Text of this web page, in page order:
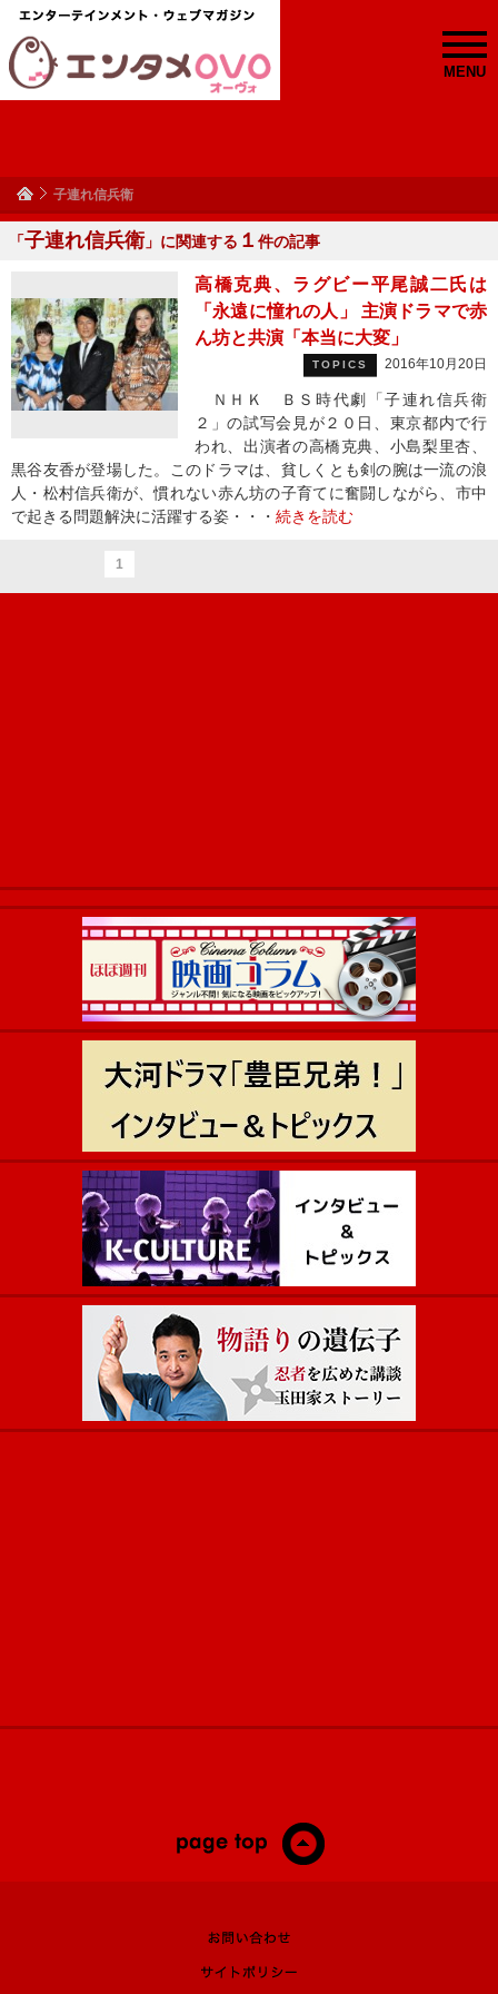
MENU
子連れ信兵衛
「子連れ信兵衛」に関連する １ 件の記事
高橋克典、ラグビー平尾誠二氏は
「永遠に憧れの人」 主演ドラマで赤
ん坊と共演「本当に大変」
TOPICS 2016年10月20日
ＮＨＫ ＢＳ時代劇「子連れ信兵衛
２」の試写会見が２０日、東京都内で行
われ、出演者の高橋克典、小島梨里杏、
黒谷友香が登場した。このドラマは、貧しくとも剣の腕は一流の浪
人・松村信兵衛が、慣れない赤ん坊の子育てに奮闘しながら、市中
で起きる問題解決に活躍する姿・・・ 続きを読む
1